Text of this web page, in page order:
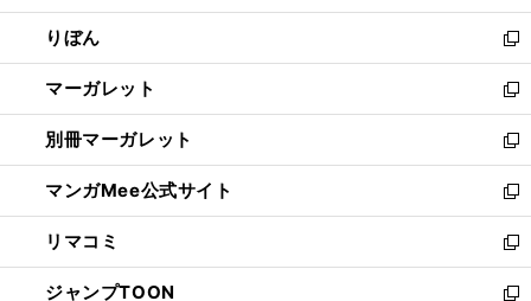
開
く
ウ
で
開
く
ン
ド
ウ
で
開
く
ウ
ィ
ン
ド
ウ
で
開
く
りぼん
新
し
い
ウ
ィ
ン
ド
ウ
で
開
く
マーガレット
新
し
い
ウ
ィ
ン
ド
ウ
で
別冊マーガレット
新
し
い
ウ
ィ
ン
ド
マンガMee公式サイト
新
し
い
ウ
ィ
リマコミ
新
し
い
ジャンプTOON